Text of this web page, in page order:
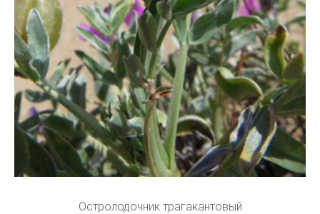
Остролодочник трагакантовый